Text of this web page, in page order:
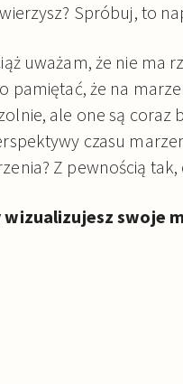
Spróbuj, to
uważam, że nie ma
pamiętać, że na
ale one są coraz
czasu
Z pewnością
wizualizujesz swoje